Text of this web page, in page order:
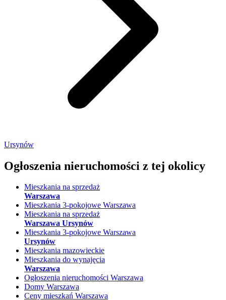
Ursynów
Ogłoszenia nieruchomości z tej okolicy
Mieszkania na sprzedaż
Warszawa
Mieszkania 3-pokojowe Warszawa
Mieszkania na sprzedaż
Warszawa Ursynów
Mieszkania 3-pokojowe Warszawa
Ursynów
Mieszkania mazowieckie
Mieszkania do wynajęcia
Warszawa
Ogłoszenia nieruchomości Warszawa
Domy Warszawa
Ceny mieszkań Warszawa